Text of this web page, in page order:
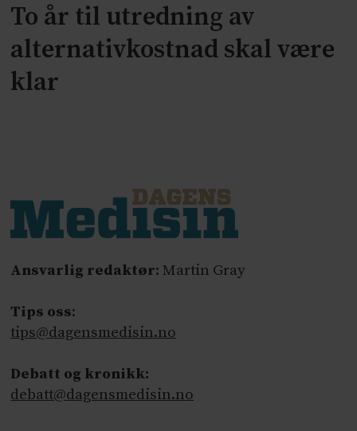
To år til utredning av
alternativkostnad skal være
klar
Ansvarlig redaktør: Martin Gray
Tips oss:
tips@dagensmedisin.no
Debatt og kronikk:
debatt@dagensmedisin.no